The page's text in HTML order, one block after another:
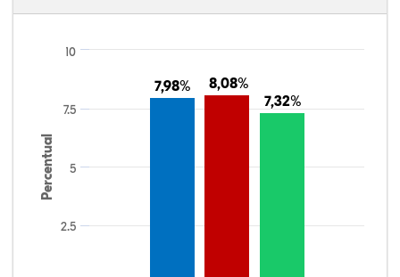
Percentual
7,98%
7,98% 8,08%
8,08%
7,32%
7,32%
2.5
5
7.5
10